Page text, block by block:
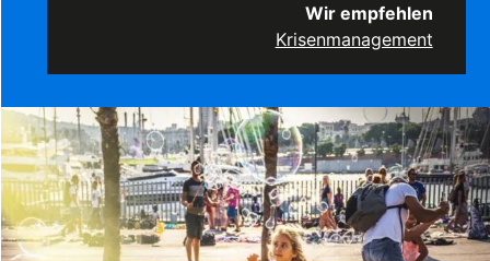
Wir empfehlen
Krisenmanagement